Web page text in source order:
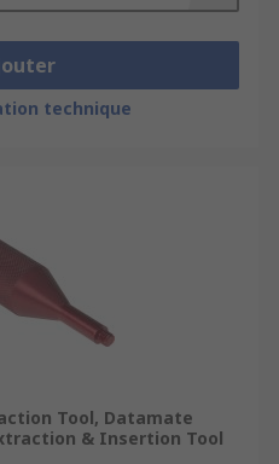
technique
Tool, Datamate
& Insertion Tool